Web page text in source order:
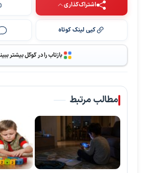
اشتراک‌گذاری
کپی لینک کوتاه
بازتاب را در گوگل بیشتر
مطالب مرتبط